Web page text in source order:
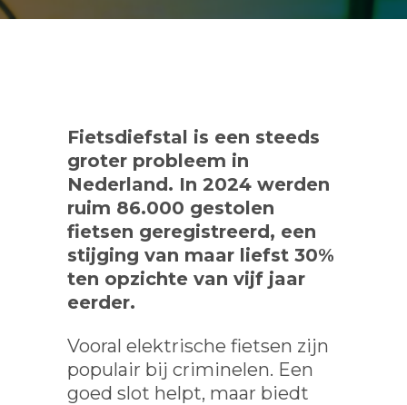
Fietsdiefstal is een steeds
groter probleem in
Nederland. In 2024 werden
ruim 86.000 gestolen
fietsen geregistreerd, een
stijging van maar liefst 30%
ten opzichte van vijf jaar
eerder.
Vooral elektrische fietsen zijn
populair bij criminelen. Een
goed slot helpt, maar biedt